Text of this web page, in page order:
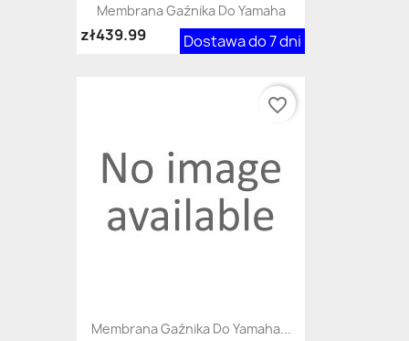
Membrana Gaźnika Do Yamaha
Dostawa do 7 dni
zł439.99
Membrana Gaźnika Do Yamaha...
favorite_border